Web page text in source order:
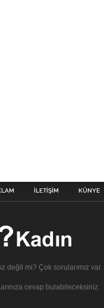
İLETIŞIM KÜNYE
değil mi? Çok sorularımız var.
cevap bulabileceksiniz.